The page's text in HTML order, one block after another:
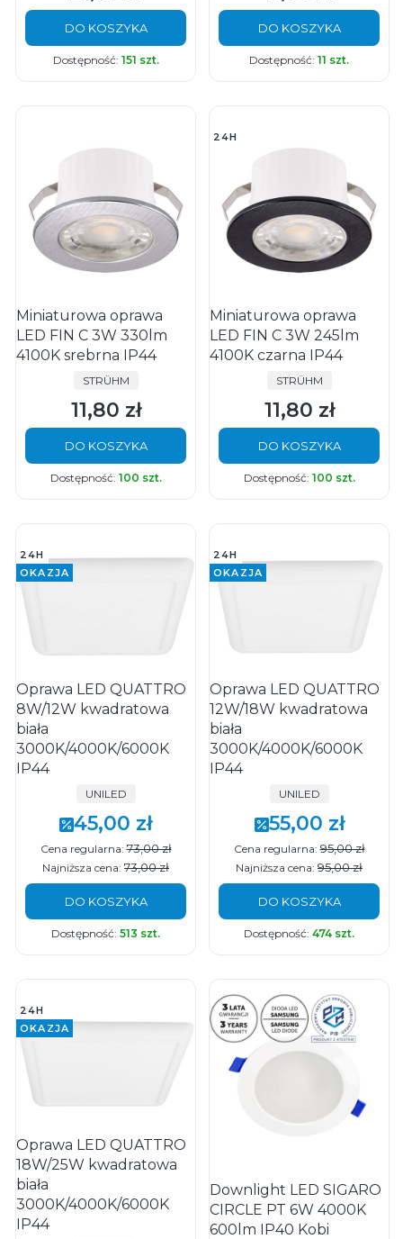
DO KOSZYKA
Dostępność: 151 szt.
DO KOSZYKA
Dostępność: 11 szt.
Miniaturowa oprawa
LED FIN C 3W 330lm
4100K srebrna IP44
PRODUCENT
STRÜHM
Cena
11,80 zł
DO KOSZYKA
Dostępność: 100 szt.
24H
Miniaturowa oprawa
LED FIN C 3W 245lm
4100K czarna IP44
PRODUCENT
STRÜHM
Cena
11,80 zł
DO KOSZYKA
Dostępność: 100 szt.
24H
OKAZJA
Oprawa LED QUATTRO
8W/12W kwadratowa
biała
3000K/4000K/6000K
IP44
PRODUCENT
UNILED
Cena promocyjna
45,00 zł
Cena regularna: 73,00 zł
Najniższa cena: 73,00 zł
DO KOSZYKA
Dostępność: 513 szt.
24H
OKAZJA
Oprawa LED QUATTRO
12W/18W kwadratowa
biała
3000K/4000K/6000K
IP44
PRODUCENT
UNILED
Cena promocyjna
55,00 zł
Cena regularna: 95,00 zł
Najniższa cena: 95,00 zł
DO KOSZYKA
Dostępność: 474 szt.
24H
OKAZJA
Oprawa LED QUATTRO
18W/25W kwadratowa
biała
3000K/4000K/6000K
IP44
Downlight LED SIGARO
CIRCLE PT 6W 4000K
600lm IP40 Kobi